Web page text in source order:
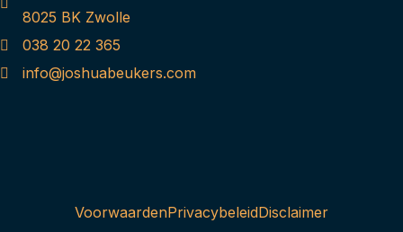
8025 BK Zwolle
038 20 22 365
info@joshuabeukers.com
VoorwaardenPrivacybeleidDisclaimer